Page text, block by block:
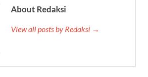
About Redaksi
View all posts by Redaksi →